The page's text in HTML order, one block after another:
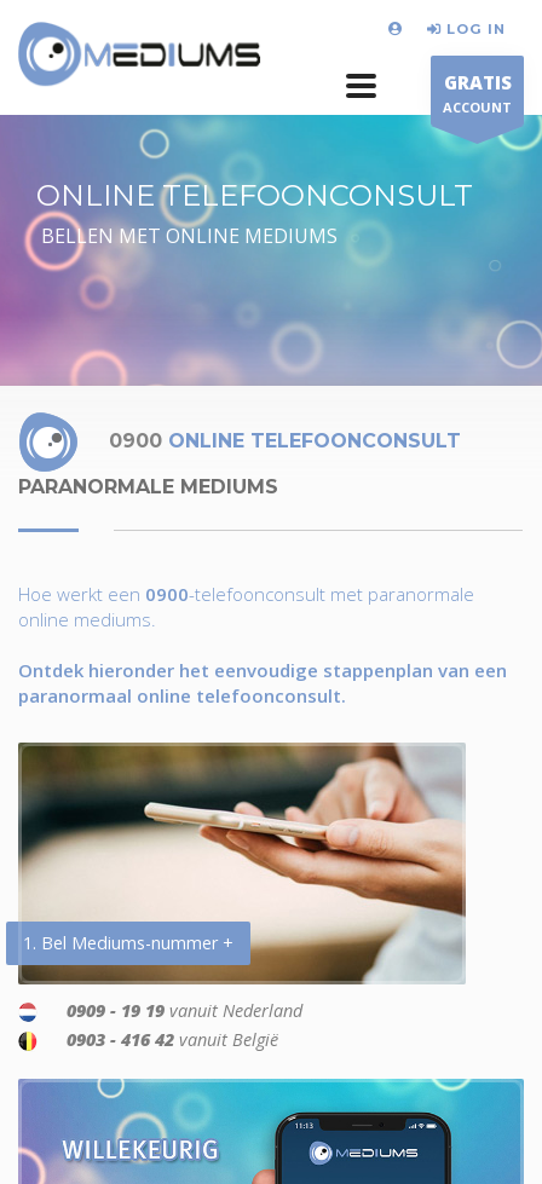
LOG IN
GRATIS
ACCOUNT
ONLINE TELEFOONCONSULT
BELLEN MET ONLINE MEDIUMS
0900 ONLINE TELEFOONCONSULT
PARANORMALE MEDIUMS
Hoe werkt een 0900-telefoonconsult met paranormale
online mediums.
Ontdek hieronder het eenvoudige stappenplan van een
paranormaal online telefoonconsult.
1. Bel Mediums-nummer +
0909 - 19 19 vanuit Nederland
0903 - 416 42 vanuit België